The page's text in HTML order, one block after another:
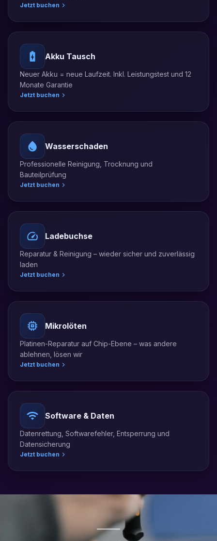
Jetzt buchen
Akku Tausch
Neuer Akku = neue Laufzeit. Inkl. Leistungstest und 12
Monate Garantie
Jetzt buchen
Wasserschaden
Professionelle Reinigung, Trocknung und
Bauteilprüfung
Jetzt buchen
Ladebuchse
Reparatur & Reinigung – wieder sicher und zuverlässig
laden
Jetzt buchen
Mikrolöten
Platinen-Reparatur auf Chip-Ebene – was andere
ablehnen, lösen wir
Jetzt buchen
Software & Daten
Datenrettung, Softwarefehler, Entsperrung und
Datensicherung
Jetzt buchen